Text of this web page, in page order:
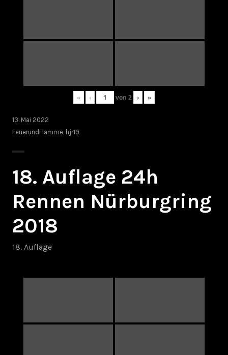
« ‹ von 2 › »
13. Mai 2022
FeuerundFlamme hjr19
18. Auflage 24h
Rennen Nürburgring
2018
18. Auflage